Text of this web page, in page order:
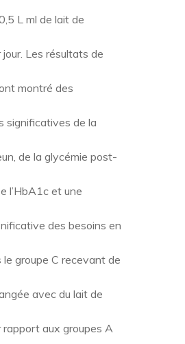
L ml de lait de
Les résultats de
montré des
significatives de la
de la glycémie post-
l’HbA1c et une
des besoins en
le groupe C recevant de
avec du lait de
rapport aux groupes A